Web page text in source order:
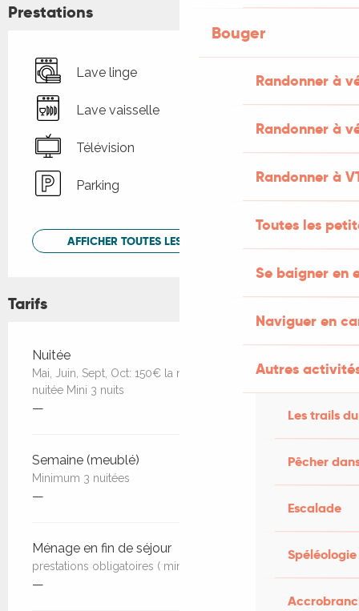
Bouger
Randonner à
Randonner à
Randonner à
Toutes les
Se baigner en
Naviguer en
Autres
Les trails
Pêcher
Escalade
Spéléologie
Prestations
Lave linge
Lave vaisselle
Télévision
Parking
AFFICHER TOUTES LES PRESTATIONS
Tarifs
Tarifs 2026
Nuitée
Mai, Juin, Sept, Oct: 150€ la nuitée Juillet, Août: 170€ la
nuitée Mini 3 nuits
—
Semaine (meublé)
Minimum 3 nuitées
—
Ménage en fin de séjour
prestations obligatoires ( minimun 3 nuits)
—